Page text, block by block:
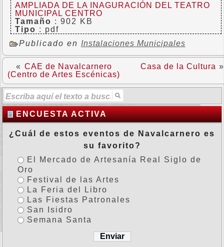
AMPLIADA DE LA INAGURACIÓN DEL TEATRO
MUNICIPAL CENTRO
Tamaño : 902 KB
Tipo : pdf
Publicado en Instalaciones Municipales
« CAE de Navalcarnero
(Centro de Artes Escénicas)
Casa de la Cultura »
ENCUESTA ACTIVA
¿Cuál de estos eventos de Navalcarnero es
su favorito?
El Mercado de Artesanía Real Siglo de
Oro
Festival de las Artes
La Feria del Libro
Las Fiestas Patronales
San Isidro
Semana Santa